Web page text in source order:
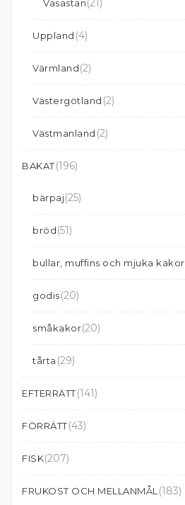
Vasastan(21)
Uppland (4)
Värmland(2)
Västergötland (2)
Västmanland (2)
BAKAT(196)
bärpaj(25)
bröd(51)
bullar, muffins och mjuka kakor
godis(20)
småkakor(20)
tårta (29)
EFTERRÄTT(141)
FÖRRÄTT(43)
FISK(207)
FRUKOST OCH MELLANMÅL (183)